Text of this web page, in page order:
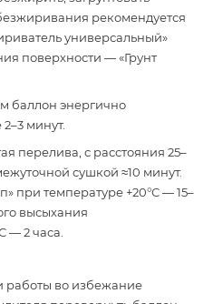
рекомендуется
универсальный»
поверхности — «Грунт
баллон энергично
минут.
перелива, с расстояния 25–
сушкой ≈10 минут.
при температуре +20°С — 15–
высыхания
— 2 часа.
во избежание